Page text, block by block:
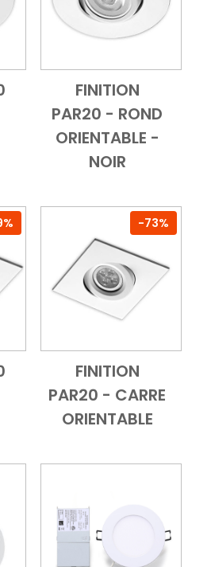
Add to Cart
Vue
FINITION
PAR20 - ROND
ORIENTABLE -
NOIR
-73%
Add to Cart
Vue
FINITION
PAR20 - CARRE
ORIENTABLE